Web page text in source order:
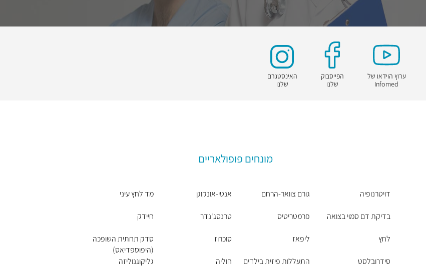
ערוץ הוידאו של
Infomed
הפייסבוק
שלנו
האינסטגרם
שלנו
מונחים פופולאריים
דויטרנופיה
בדיקת דם סמוי בצואה
לחץ
סידרובלסט
גורם צוואר-הרחם
פרמטריטיס
ליפאז
התעללות פיזית בילדים
אנטי-אונקוגן
טרנסג'נדר
סוכרוז
חוליה
מד לחץ עיני
חיידק
סדק תחתית השופכה
(היפוספדיאס)
גליקוגנוליזה